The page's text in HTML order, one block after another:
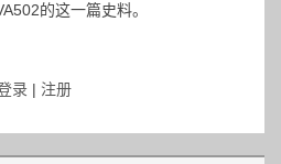
的这一篇史料。
录 | 注册